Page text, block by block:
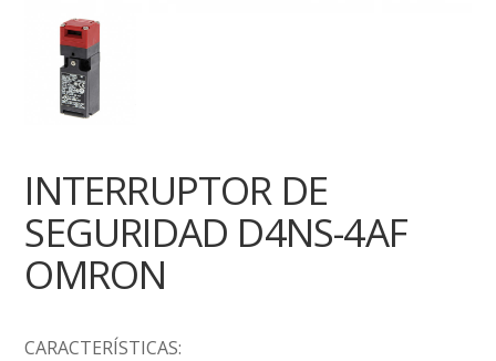
INTERRUPTOR DE
SEGURIDAD D4NS-4AF
OMRON
CARACTERÍSTICAS: